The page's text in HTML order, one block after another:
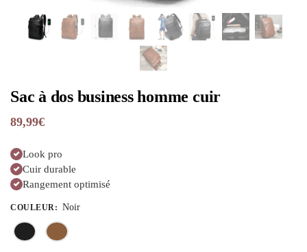
Sac à dos business homme cuir
89,99€
Look pro
Cuir durable
Rangement optimisé
COULEUR: Noir